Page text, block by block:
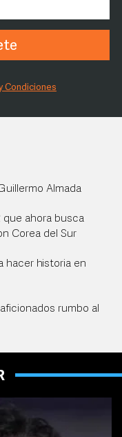
Condiciones
Almada
que ahora busca
Corea del Sur
hacer historia en
rumbo al